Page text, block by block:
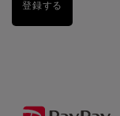
登録する